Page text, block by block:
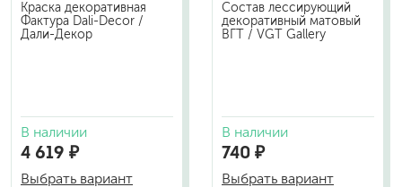
Краска декоративная
Фактура Dali-Decor /
Дали-Декор
В наличии
4 619 ₽
Выбрать вариант
Состав лессирующий
декоративный матовый
ВГТ / VGT Gallery
В наличии
740 ₽
Выбрать вариант